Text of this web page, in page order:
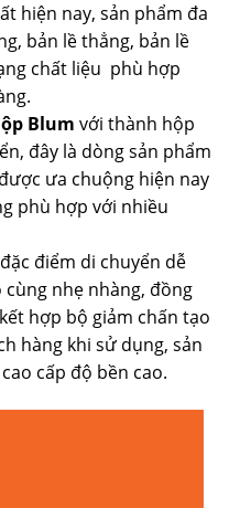
hiện nay, sản phẩm đa
bản lề thẳng, bản lề
chất liệu phù hợp
Blum với thành hộp
đây là dòng sản phẩm
ưa chuộng hiện nay
phù hợp với nhiều
điểm di chuyển dễ
nhẹ nhàng, đồng
hợp bộ giảm chấn tạo
hàng khi sử dụng, sản
cấp độ bền cao.